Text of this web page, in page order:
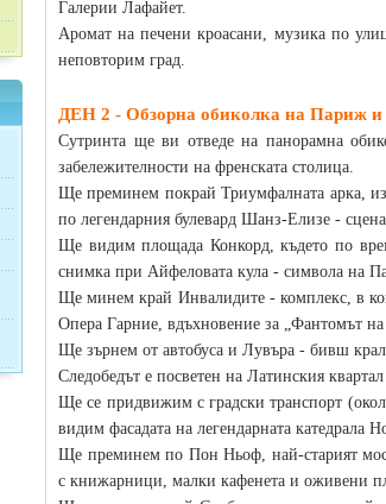
Галерии Лафайет.
Аромат на печени кроасани, музика по
неповторим град.
ДЕН 2 - Обзорна обиколка на Париж и
Сутринта ще ви отведе на панорамна
забележителности на френската столица.
Ще преминем покрай Триумфалната арка,
по легендарния булевард Шанз-Елизе -
Ще видим площада Конкорд, където по
снимка при Айфеловата кула - символа на
Ще минем край Инвалидите - комплекс, в
Опера Гарние, вдъхновение за „Фантомът на
Ще зърнем от автобуса и Лувъра - бивш
Следобедът е посветен на Латинския
Ще се придвижим с градски транспорт
видим фасадата на легендарната катедрала
Ще преминем по Пон Ньоф, най-старият
с книжарници, малки кафенета и оживени